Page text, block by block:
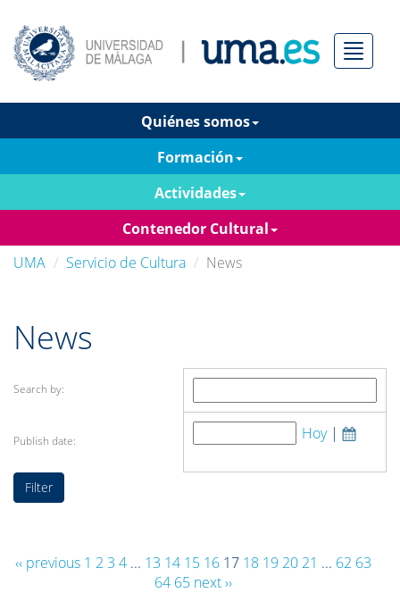
Menú
Quiénes somos
Formación
Actividades
Contenedor Cultural
UMA
Servicio de Cultura News
News
Search by:
Publish date: Hoy|
‹‹ previous 1 2 3 4... 13 14 15 16 17 18 19 20 21 ... 62 63
64 65 next ››